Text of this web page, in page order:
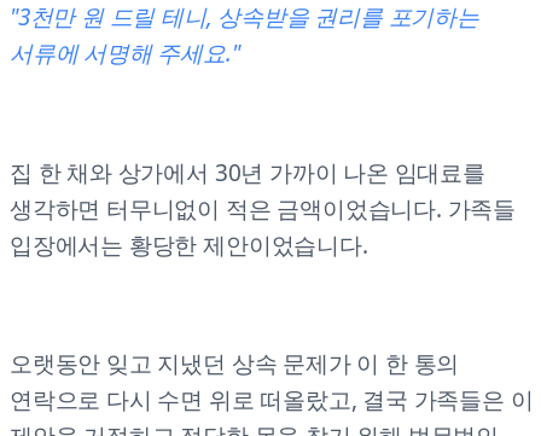
"3천만 원 드릴 테니, 상속받을 권리를 포기하는
서류에 서명해 주세요."
집 한 채와 상가에서 30년 가까이 나온 임대료를
생각하면 터무니없이 적은 금액이었습니다. 가족들
입장에서는 황당한 제안이었습니다.
오랫동안 잊고 지냈던 상속 문제가 이 한 통의
연락으로 다시 수면 위로 떠올랐고, 결국 가족들은 이